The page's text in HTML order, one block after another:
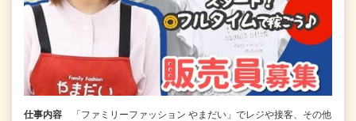
仕事内容
「ファミリーファッション やまだい」でレジや接客、その他